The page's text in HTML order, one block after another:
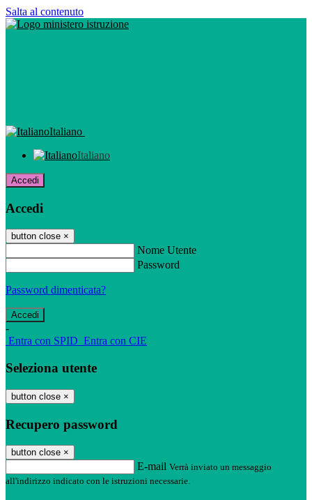
Salta al contenuto
Italiano
Italiano
Accedi
Accedi
button close ×
Nome Utente
Password
Password dimenticata?
-
Entra con SPID Entra con CIE
Seleziona utente
button close ×
Recupero password
button close ×
E-mail Verrà inviato un messaggio
all'indirizzo indicato con le istruzioni necessarie.